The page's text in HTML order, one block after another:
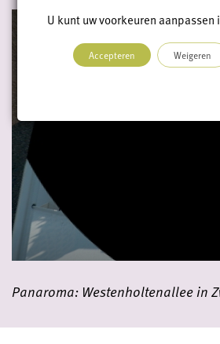
Panaroma: Westenholtenallee in
U kunt uw voorkeuren aanpassen
Accepteren Weigeren